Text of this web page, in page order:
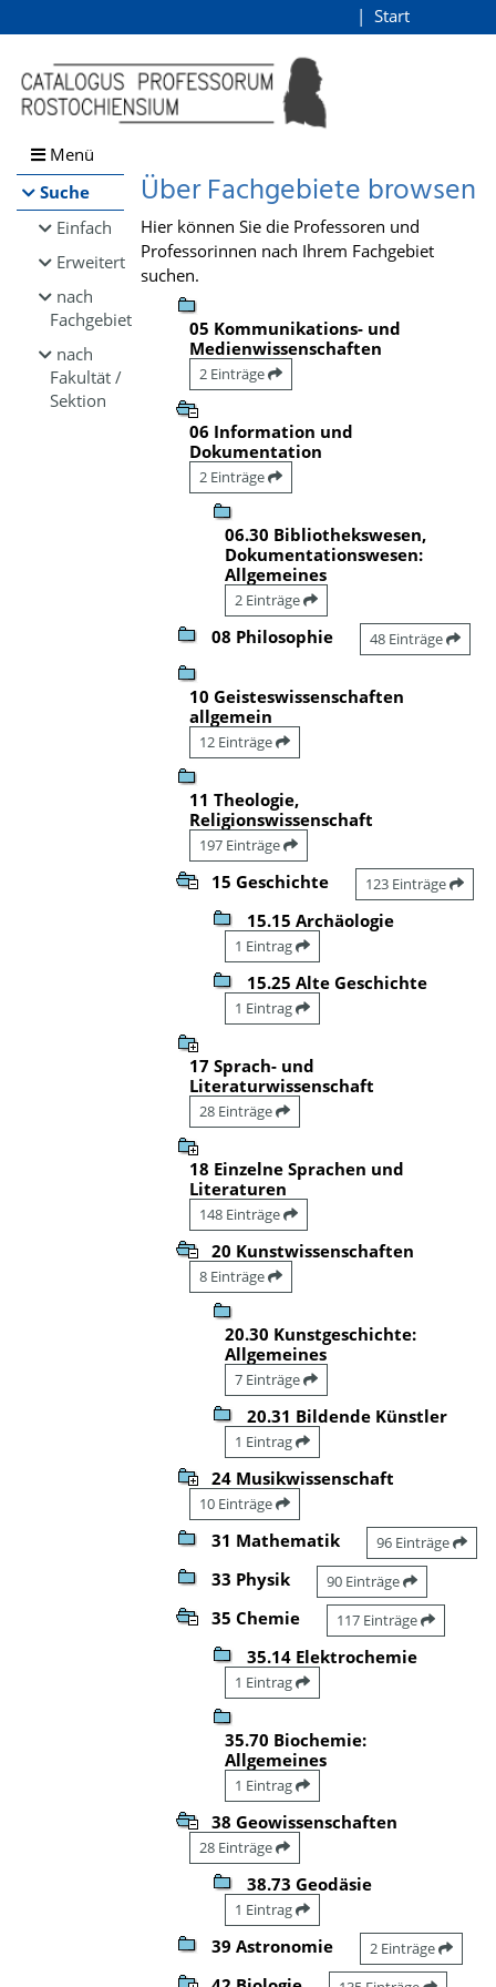
Browsen
direkt zum Inhalt
Start
Menü
Suche
Einfach
Erweitert
nach
Fachgebiet
nach
Fakultät /
Sektion
Über Fachgebiete browsen
Hier können Sie die Professoren und
Professorinnen nach Ihrem Fachgebiet
suchen.
05 Kommunikations- und
Medienwissenschaften
2 Einträge
06 Information und
Dokumentation
2 Einträge
06.30 Bibliothekswesen,
Dokumentationswesen:
Allgemeines
2 Einträge
08 Philosophie 48 Einträge
10 Geisteswissenschaften
allgemein
12 Einträge
11 Theologie,
Religionswissenschaft
197 Einträge
15 Geschichte 123 Einträge
15.15 Archäologie
1 Eintrag
15.25 Alte Geschichte
1 Eintrag
17 Sprach- und
Literaturwissenschaft
28 Einträge
18 Einzelne Sprachen und
Literaturen
148 Einträge
20 Kunstwissenschaften
8 Einträge
20.30 Kunstgeschichte:
Allgemeines
7 Einträge
20.31 Bildende Künstler
1 Eintrag
24 Musikwissenschaft
10 Einträge
31 Mathematik 96 Einträge
33 Physik 90 Einträge
35 Chemie 117 Einträge
35.14 Elektrochemie
1 Eintrag
35.70 Biochemie:
Allgemeines
1 Eintrag
38 Geowissenschaften
28 Einträge
38.73 Geodäsie
1 Eintrag
39 Astronomie 2 Einträge